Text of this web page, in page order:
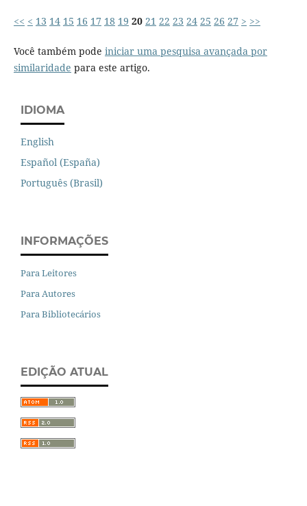
<< < 13 14 15 16 17 18 19 20 21 22 23 24 25 26 27 > >>
Você também pode iniciar uma pesquisa avançada por
similaridade para este artigo.
IDIOMA
English
Español (España)
Português (Brasil)
INFORMAÇÕES
Para Leitores
Para Autores
Para Bibliotecários
EDIÇÃO ATUAL